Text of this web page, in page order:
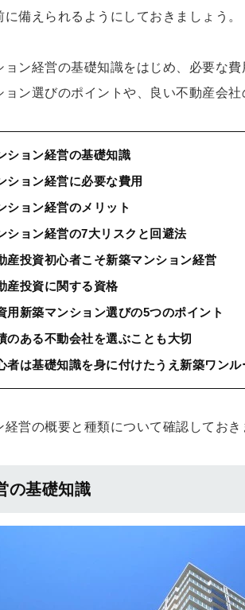
備えられるようにしておきましょう。
ョン経営の基礎知識をはじめ、必要な
ョン選びのポイントや、良い不動産会社
ション経営の基礎知識
ション経営に必要な費用
ション経営のメリット
ション経営の7大リスクと回避法
産投資初心者こそ新築マンション経営
産投資に関する資格
用新築マンション選びの5つのポイント
のある不動会社を選ぶことも大切
者は基礎知識を身に付けたうえ新築ワン
経営の概要と種類について確認しておき
の基礎知識